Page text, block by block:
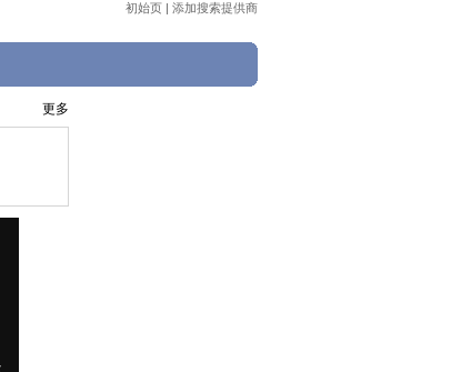
初始页 | 添加搜索提供商
更多